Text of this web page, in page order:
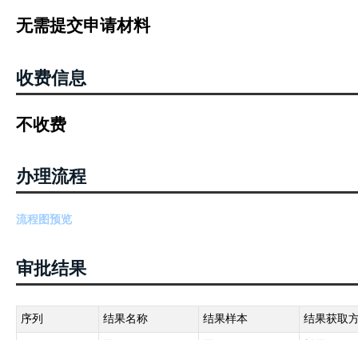
无需提交申请材料
收费信息
不收费
办理流程
流程图预览
审批结果
序列 结果名称 结果样本 结果获取